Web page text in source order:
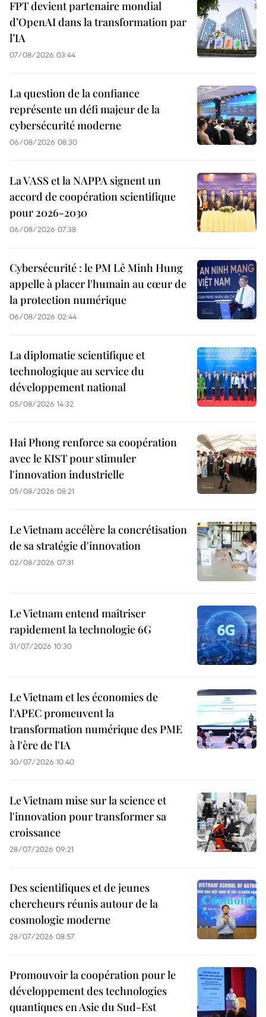
FPT devient partenaire mondial
d’OpenAI dans la transformation par
l’IA
07/08/2026 03:44
La question de la confiance
représente un défi majeur de la
cybersécurité moderne
06/08/2026 08:30
La VASS et la NAPPA signent un
accord de coopération scientifique
pour 2026-2030
06/08/2026 07:38
Cybersécurité : le PM Lê Minh Hung
appelle à placer l'humain au cœur de
la protection numérique
06/08/2026 02:44
La diplomatie scientifique et
technologique au service du
développement national
05/08/2026 14:32
Hai Phong renforce sa coopération
avec le KIST pour stimuler
l'innovation industrielle
05/08/2026 08:21
Le Vietnam accélère la concrétisation
de sa stratégie d'innovation
02/08/2026 07:31
Le Vietnam entend maîtriser
rapidement la technologie 6G
31/07/2026 10:30
Le Vietnam et les économies de
l'APEC promeuvent la
transformation numérique des PME
à l'ère de l'IA
30/07/2026 10:40
Le Vietnam mise sur la science et
l'innovation pour transformer sa
croissance
28/07/2026 09:21
Des scientifiques et de jeunes
chercheurs réunis autour de la
cosmologie moderne
28/07/2026 08:57
Promouvoir la coopération pour le
développement des technologies
quantiques en Asie du Sud-Est